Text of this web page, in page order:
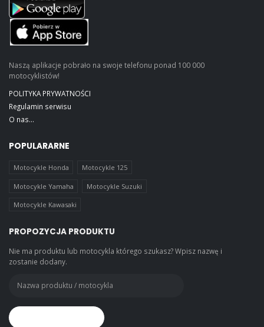
Naszą aplikacje pobrało na swoje telefonu ponad 100 000
motocyklistów!
POLITYKA PRYWATNOŚCI
Regulamin serwisu
O nas...
POPULARARNE
Motocykle Honda Motocykle 125
Motocykle Yamaha Motocykle Suzuki
Motocykle Kawasaki
PROPOZYCJA PRODUKTU
Nie ma produktu lub motocykla którego szukasz? Wpisz nazwę i
zostanie dodany.